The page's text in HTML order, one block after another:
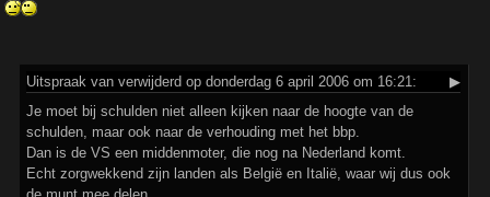
Uitspraak van verwijderd op donderdag 6 april 2006 om 16:21:
▶
Je moet bij schulden niet alleen kijken naar de hoogte van de
schulden, maar ook naar de verhouding met het bbp.
Dan is de VS een middenmoter, die nog na Nederland komt.
Echt zorgwekkend zijn landen als België en Italië, waar wij dus ook